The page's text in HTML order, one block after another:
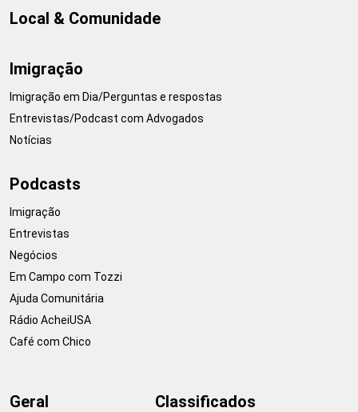
Local & Comunidade
Imigração
Imigração em Dia/Perguntas e respostas
Entrevistas/Podcast com Advogados
Notícias
Podcasts
Imigração
Entrevistas
Negócios
Em Campo com Tozzi
Ajuda Comunitária
Rádio AcheiUSA
Café com Chico
Geral Classificados